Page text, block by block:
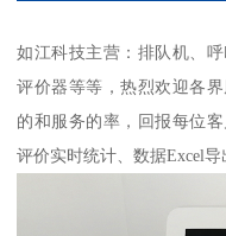
如江科技主营：排队机、
评价器等等，热烈欢迎各
的和服务的率，回报每位
评价实时统计、数据Excel导